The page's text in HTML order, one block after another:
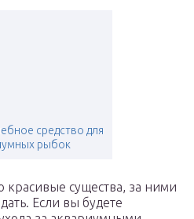
средство для
рыбок
существа, за ними
Если вы будете